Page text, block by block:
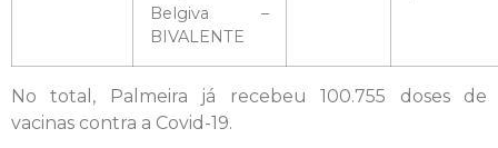
Belgiva –
BIVALENTE
No total, Palmeira já recebeu 100.755 doses de
vacinas contra a Covid-19.